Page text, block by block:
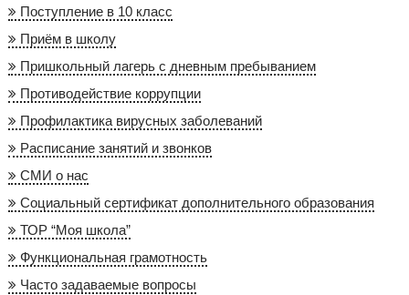
Поступление в 10 класс
Приём в школу
Пришкольный лагерь с дневным пребыванием
Противодействие коррупции
Профилактика вирусных заболеваний
Расписание занятий и звонков
СМИ о нас
Социальный сертификат дополнительного образования
ТОР “Моя школа”
Функциональная грамотность
Часто задаваемые вопросы